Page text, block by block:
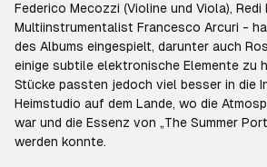
Federico Mecozzi (Violine und Viola), Redi
Multiinstrumentalist Francesco Arcuri -
des Albums eingespielt, darunter auch
einige subtile elektronische Elemente zu
Stücke passten jedoch viel besser in die
Heimstudio auf dem Lande, wo die
war und die Essenz von „The Summer
werden konnte.